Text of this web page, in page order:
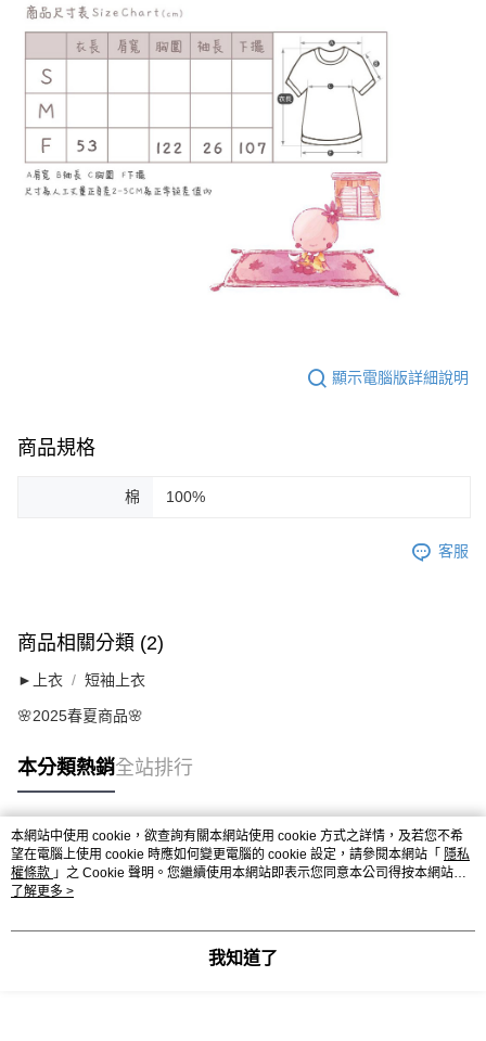
顯示電腦版詳細說明
商品規格
棉 100%
客服
商品相關分類 (2)
►上衣 短袖上衣
🌸2025春夏商品🌸
本分類熱銷全站排行
熱門標籤
本網站中使用 cookie，欲查詢有關本網站使用 cookie 方式之詳情，及若您不希
望在電腦上使用 cookie 時應如何變更電腦的 cookie 設定，請參閱本網站「 隱私
權條款 」之 Cookie 聲明。您繼續使用本網站即表示您同意本公司得按本網站使
用條款之 Cookie 聲明使用 cookie。
了解更多 >
我知道了